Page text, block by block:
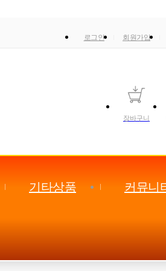
로그인 회원가입
장바구니
기타상품 커뮤니